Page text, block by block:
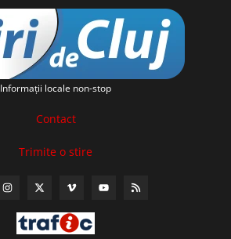
Informaţii locale non-stop
Contact
Trimite o stire